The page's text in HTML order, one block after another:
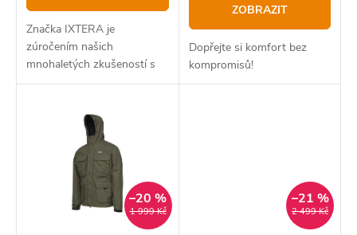
ů
t
ů
Značka IXTERA je
zúročením našich
mnohaletých zkušeností s
vývojem a testováním
pobyt v přírodě. Drtivá
většina našich produktů
využívá nejmodernějších...
ZOBRAZIT
Dopřejte si komfort bez
kompromisů!
1 999 Kč
–20 %
2 499 Kč
–21 %